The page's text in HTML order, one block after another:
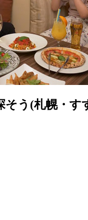
そう(札幌・す